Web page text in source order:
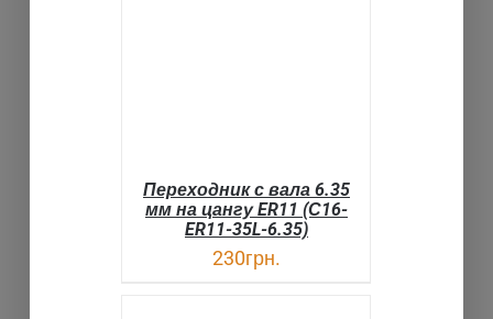
Переходник с вала 6.35
мм на цангу ER11 (С16-
ER11-35L-6.35)
230грн.